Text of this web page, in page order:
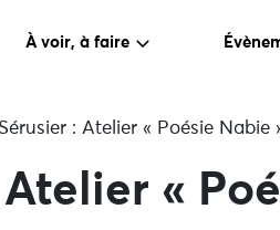
À voir, à faire
: Atelier « Poésie Nabie
«